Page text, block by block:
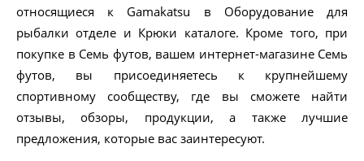
относящиеся к Gamakatsu в Оборудование для
рыбалки отделе и Крюки каталоге. Кроме того, при
покупке в Семь футов, вашем интернет-магазине Семь
футов, вы присоединяетесь к крупнейшему
спортивному сообществу, где вы сможете найти
отзывы, обзоры, продукции, а также лучшие
предложения, которые вас заинтересуют.